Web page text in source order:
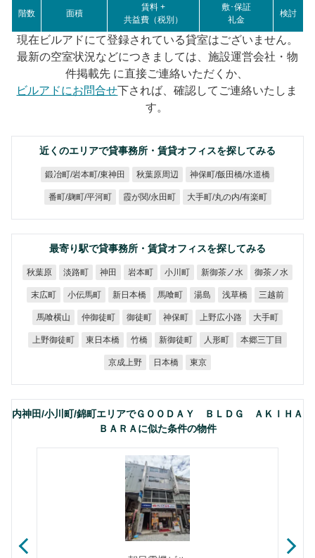
階数 面積
賃料 +
共益費（税別）
敷･保証
礼金
検討
現在ビルアドにて登録されている貸室はございません。
最新の空室状況などにつきましては、施設運営会社・物
件掲載先 に直接ご連絡いただくか、
ビルアドにお問合せ下されば、確認してご連絡いたしま
す。
近くのエリアで貸事務所・賃貸オフィスを探してみる
鍛冶町/岩本町/東神田 秋葉原周辺 神保町/飯田橋/水道橋
番町/麹町/平河町 霞が関/永田町 大手町/丸の内/有楽町
最寄り駅で貸事務所・賃貸オフィスを探してみる
秋葉原 淡路町 神田 岩本町 小川町 新御茶ノ水 御茶ノ水
末広町 小伝馬町 新日本橋 馬喰町 湯島 浅草橋 三越前
馬喰横山 仲御徒町 御徒町 神保町 上野広小路 大手町
上野御徒町 東日本橋 竹橋 新御徒町 人形町 本郷三丁目
京成上野 日本橋 東京
内神田/小川町/錦町エリアでＧＯＯＤＡＹ ＢＬＤＧ ＡＫＩＨＡ
ＢＡＲＡに似た条件の物件